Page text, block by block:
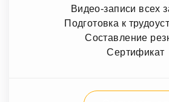
Видео-записи всех
Подготовка к
Составление
Сертификат